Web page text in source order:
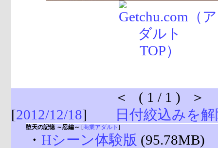
＜ ( 1 / 1 ) ＞
[2012/12/18] 日付絞込みを
堕天の記憶 ～忍編～ [商業アダルト ]
・ Hシーン体験版 (95.78MB)